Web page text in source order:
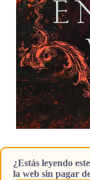
¿Estás leyendo
la web sin pagar